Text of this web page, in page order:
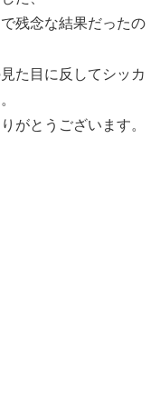
残念な結果だったの
た目に反してシッカ
がとうございます。